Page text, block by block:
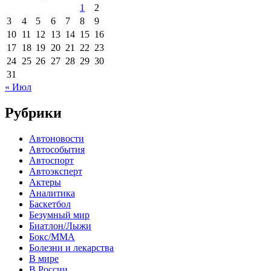
1
2
3
4 5 6 7 8
9
10 11 12 13 14 15 16
17 18 19 20 21 22 23
24 25 26 27 28 29 30
31
« Июл
Рубрики
Автоновости
Автособытия
Автоспорт
Автоэксперт
Актеры
Аналитика
Баскетбол
Безумный мир
Биатлон/Лыжи
Бокс/MMA
Болезни и лекарства
В мире